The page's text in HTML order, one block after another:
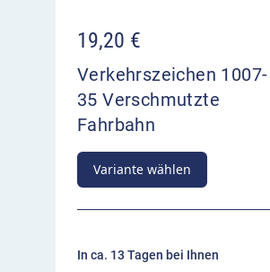
19,20 €
Verkehrszeichen 1007-
35 Verschmutzte
Fahrbahn
Variante wählen
In ca. 13 Tagen bei Ihnen